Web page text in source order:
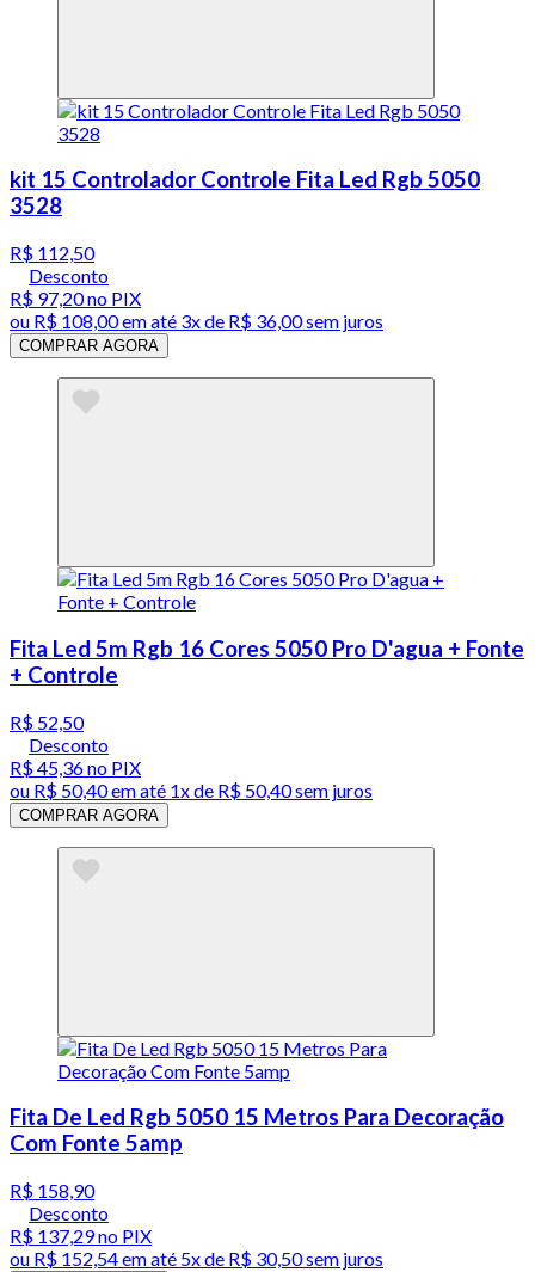
kit 15 Controlador Controle Fita Led Rgb 5050
3528
R$ 112,50
Desconto
R$ 97,20no PIX
ou R$ 108,00em até 3x de R$ 36,00 sem juros
COMPRAR AGORA
Fita Led 5m Rgb 16 Cores 5050 Pro D'agua + Fonte
+ Controle
R$ 52,50
Desconto
R$ 45,36no PIX
ou R$ 50,40em até 1x de R$ 50,40sem juros
COMPRAR AGORA
Fita De Led Rgb 5050 15 Metros Para Decoração
Com Fonte 5amp
R$ 158,90
Desconto
R$ 137,29no PIX
ou R$ 152,54em até 5x de R$ 30,50 sem juros